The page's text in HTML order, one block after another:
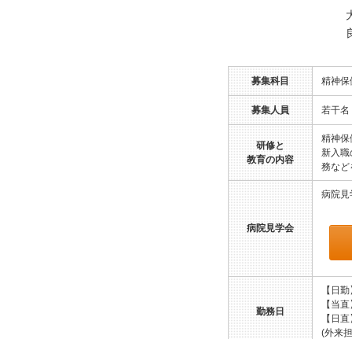
募集科目 精神保
募集人員 若干名
研修と
教育の内容
精神保
新入職
務など
病院見学会
病院見
勤務日
【日
【当
【日
(外来